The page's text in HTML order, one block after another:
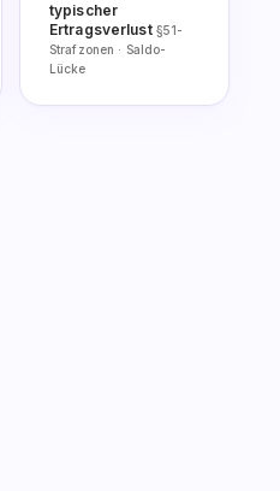
typischer
Ertragsverlust §51-
Strafzonen · Saldo-
Lücke